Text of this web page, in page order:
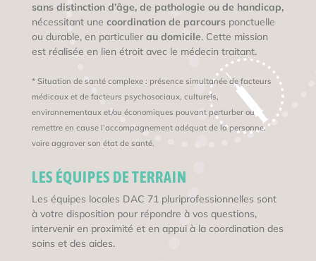
sans distinction d’âge, de pathologie ou de handicap,
nécessitant une coordination de parcoursponctuelle
ou durable, en particulier au domicile. Cette mission
est réalisée en lien étroit avec le médecin traitant.
* Situation de santé complexe : présence simultanée de facteurs
médicaux et de facteurs psychosociaux, culturels,
environnementaux et/ou économiques pouvant perturber ou
remettre en cause l’accompagnement adéquat de la personne,
voire aggraver son état de santé.
LES ÉQUIPES DE TERRAIN
Les équipes locales DAC 71 pluriprofessionnelles sont
à votre disposition pour répondre à vos questions,
intervenir en proximité et en appui à la coordination des
soins et des aides.